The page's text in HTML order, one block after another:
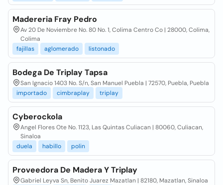
Madereria Fray Pedro
Av 20 De Noviembre No. 80 No. 1, Colima Centro Co | 28000, Colima,
Colima
fajillas
aglomerado listonado
Bodega De Triplay Tapsa
San Ignacio 1403 No. S/n, San Manuel Puebla | 72570, Puebla, Puebla
importado
cimbraplay triplay
Cyberockola
Angel Flores Ote No. 1123, Las Quintas Culiacan | 80060, Culiacan,
Sinaloa
duela
habillo polin
Proveedora De Madera Y Triplay
Gabriel Leyva Sn, Benito Juarez Mazatlan | 82180, Mazatlan, Sinaloa